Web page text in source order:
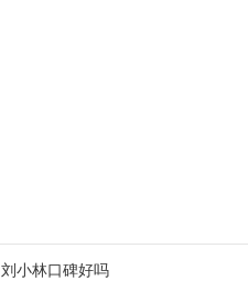
刘小林口碑好吗